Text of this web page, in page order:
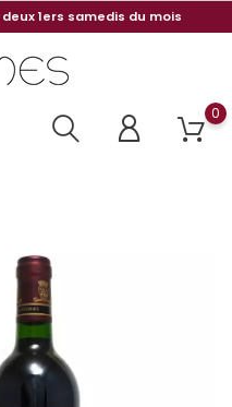
1ers samedis du mois
0